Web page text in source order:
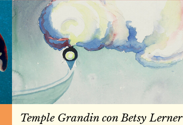
Temple Grandin con Betsy Lerner